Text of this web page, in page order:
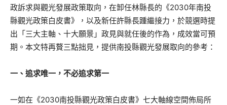
政訴求與觀光發展政策取向，在卸任林縣長的《2030年南投
縣觀光政策白皮書》，以及新任許縣長踵繼接力，於競選時提
出「三大主軸、十大願景」政見與就任後的作為，成效當可預
期。本文特再贅三點拙見，提供南投縣觀光發展取向的參考：
一、追求唯一，不必追求第一
一如在《2030南投縣觀光政策白皮書》七大軸線空間佈局所